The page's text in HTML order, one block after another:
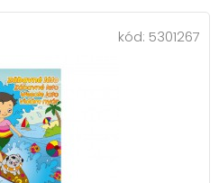
kód: 5301267